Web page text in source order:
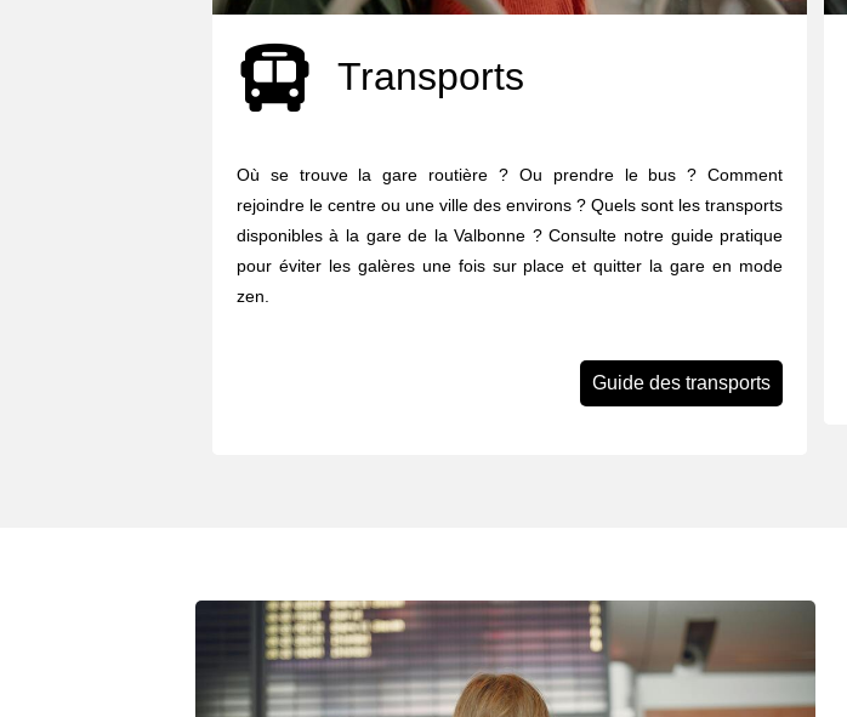
Transports
Où se trouve la gare routière ? Ou prendre le bus ? Comment
rejoindre le centre ou une ville des environs ? Quels sont les transports
disponibles à la gare de la Valbonne ? Consulte notre guide pratique
pour éviter les galères une fois sur place et quitter la gare en mode
zen.
Guide des transports